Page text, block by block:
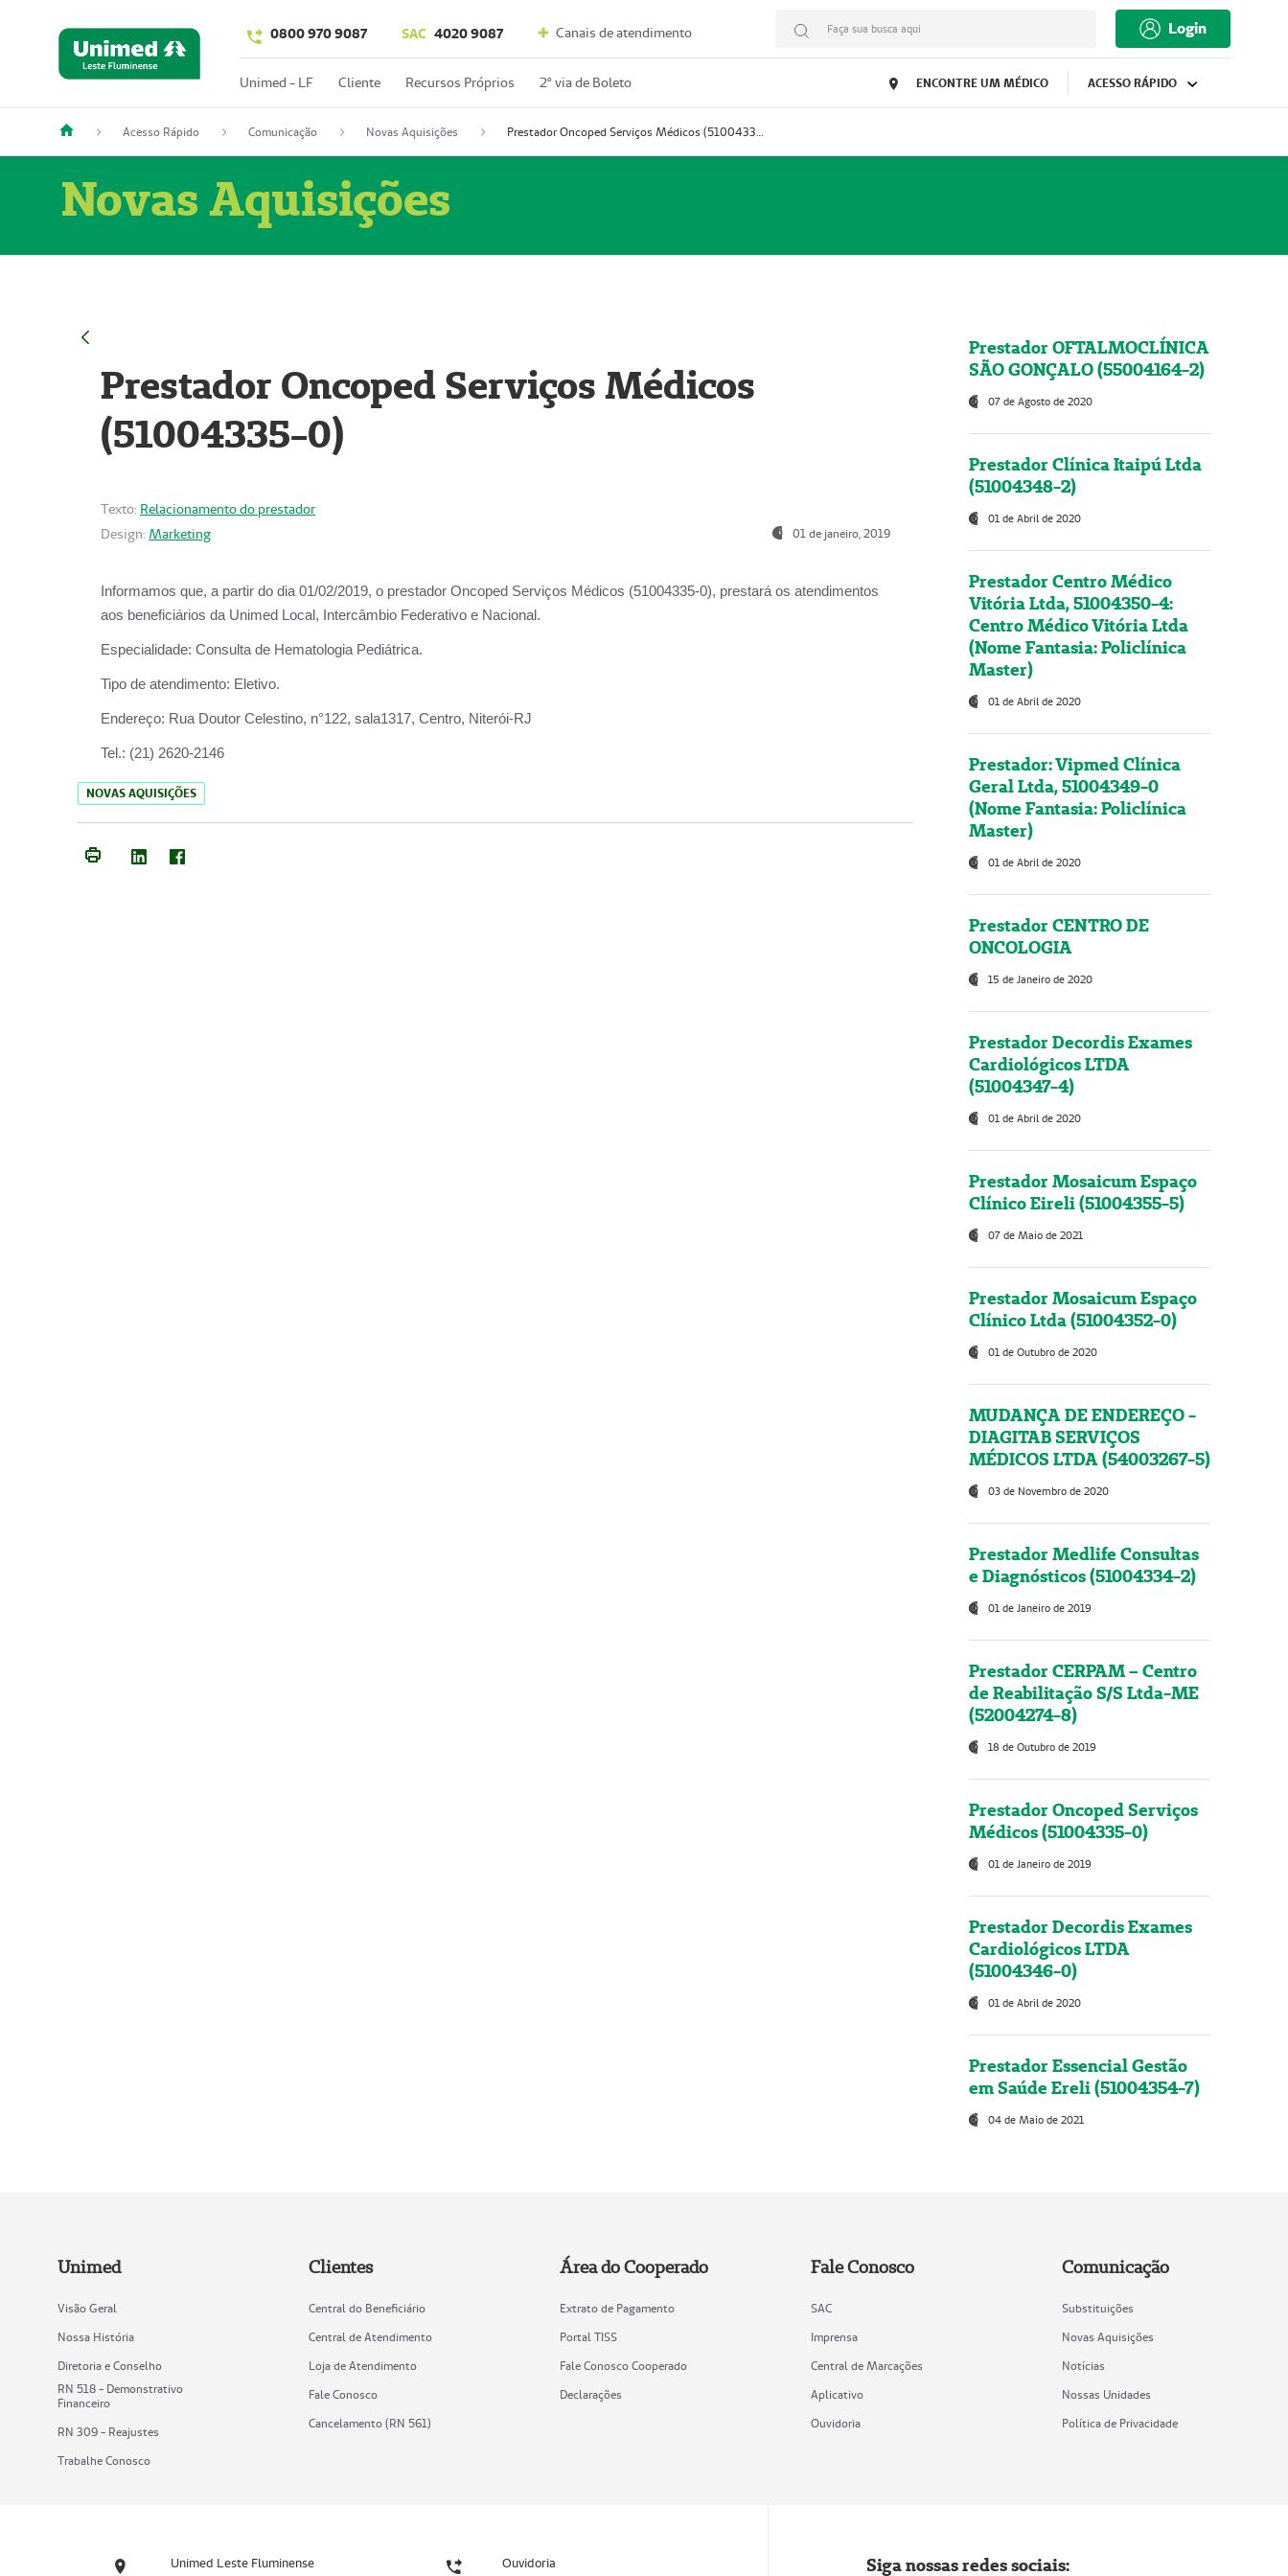
0800 970 9087 SAC 4020 9087 Canais de atendimento Faça sua busca aqui Login
Unimed - LF Cliente Recursos Próprios 2º via de Boleto ENCONTRE UM MÉDICO ACESSO RÁPIDO
Acesso Rápido Comunicação Novas Aquisições Prestador Oncoped Serviços Médicos (51004335-0)
Novas Aquisições
Prestador Oncoped Serviços Médicos
(51004335-0)
Texto: Relacionamento do prestador
Design: Marketing 01 de janeiro, 2019
Informamos que, a partir do dia 01/02/2019, o prestador Oncoped Serviços Médicos (51004335-0), prestará os atendimentos
aos beneficiários da Unimed Local, Intercâmbio Federativo e Nacional.
Especialidade: Consulta de Hematologia Pediátrica.
Tipo de atendimento: Eletivo.
Endereço: Rua Doutor Celestino, n°122, sala1317, Centro, Niterói-RJ
Tel.: (21) 2620-2146
NOVAS AQUISIÇÕES
Prestador OFTALMOCLÍNICA
SÃO GONÇALO (55004164-2)
07 de Agosto de 2020
Prestador Clínica Itaipú Ltda
(51004348-2)
01 de Abril de 2020
Prestador Centro Médico
Vitória Ltda, 51004350-4:
Centro Médico Vitória Ltda
(Nome Fantasia: Policlínica
Master)
01 de Abril de 2020
Prestador: Vipmed Clínica
Geral Ltda, 51004349-0
(Nome Fantasia: Policlínica
Master)
01 de Abril de 2020
Prestador CENTRO DE
ONCOLOGIA
15 de Janeiro de 2020
Prestador Decordis Exames
Cardiológicos LTDA
(51004347-4)
01 de Abril de 2020
Prestador Mosaicum Espaço
Clínico Eireli (51004355-5)
07 de Maio de 2021
Prestador Mosaicum Espaço
Clínico Ltda (51004352-0)
01 de Outubro de 2020
MUDANÇA DE ENDEREÇO -
DIAGITAB SERVIÇOS
MÉDICOS LTDA (54003267-5)
03 de Novembro de 2020
Prestador Medlife Consultas
e Diagnósticos (51004334-2)
01 de Janeiro de 2019
Prestador CERPAM – Centro
de Reabilitação S/S Ltda-ME
(52004274-8)
18 de Outubro de 2019
Prestador Oncoped Serviços
Médicos (51004335-0)
01 de Janeiro de 2019
Prestador Decordis Exames
Cardiológicos LTDA
(51004346-0)
01 de Abril de 2020
Prestador Essencial Gestão
em Saúde Ereli (51004354-7)
04 de Maio de 2021
Unimed
Visão Geral
Nossa História
Diretoria e Conselho
RN 518 - Demonstrativo
Financeiro
RN 309 - Reajustes
Trabalhe Conosco
Clientes
Central do Beneficiário
Central de Atendimento
Loja de Atendimento
Fale Conosco
Cancelamento (RN 561)
Área do Cooperado
Extrato de Pagamento
Portal TISS
Fale Conosco Cooperado
Declarações
Fale Conosco
SAC
Imprensa
Central de Marcações
Aplicativo
Ouvidoria
Comunicação
Substituições
Novas Aquisições
Notícias
Nossas Unidades
Política de Privacidade
Unimed Leste Fluminense Ouvidoria Siga nossas redes sociais: